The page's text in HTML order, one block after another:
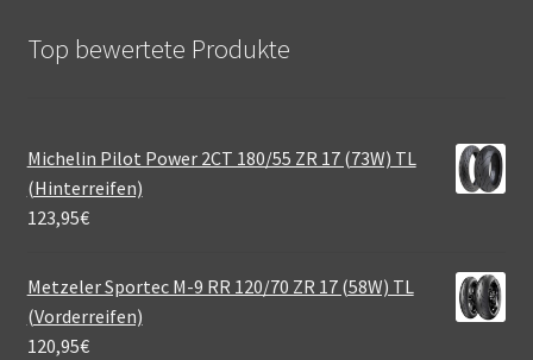
Top bewertete Produkte
Michelin Pilot Power 2CT 180/55 ZR 17 (73W) TL
(Hinterreifen)
123,95€
Metzeler Sportec M-9 RR 120/70 ZR 17 (58W) TL
(Vorderreifen)
120,95€